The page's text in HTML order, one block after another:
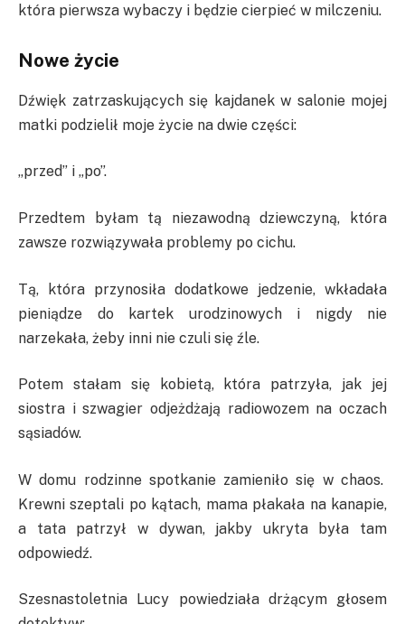
która pierwsza wybaczy i będzie cierpieć w milczeniu.
Nowe życie
Dźwięk zatrzaskujących się kajdanek w salonie mojej
matki podzielił moje życie na dwie części:
„przed” i „po”.
Przedtem byłam tą niezawodną dziewczyną, która
zawsze rozwiązywała problemy po cichu.
Tą, która przynosiła dodatkowe jedzenie, wkładała
pieniądze do kartek urodzinowych i nigdy nie
narzekała, żeby inni nie czuli się źle.
Potem stałam się kobietą, która patrzyła, jak jej
siostra i szwagier odjeżdżają radiowozem na oczach
sąsiadów.
W domu rodzinne spotkanie zamieniło się w chaos.
Krewni szeptali po kątach, mama płakała na kanapie,
a tata patrzył w dywan, jakby ukryta była tam
odpowiedź.
Szesnastoletnia Lucy powiedziała drżącym głosem